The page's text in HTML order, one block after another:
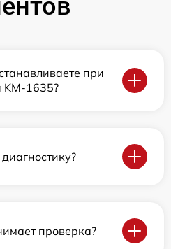
при
KM-1635?
проверка?